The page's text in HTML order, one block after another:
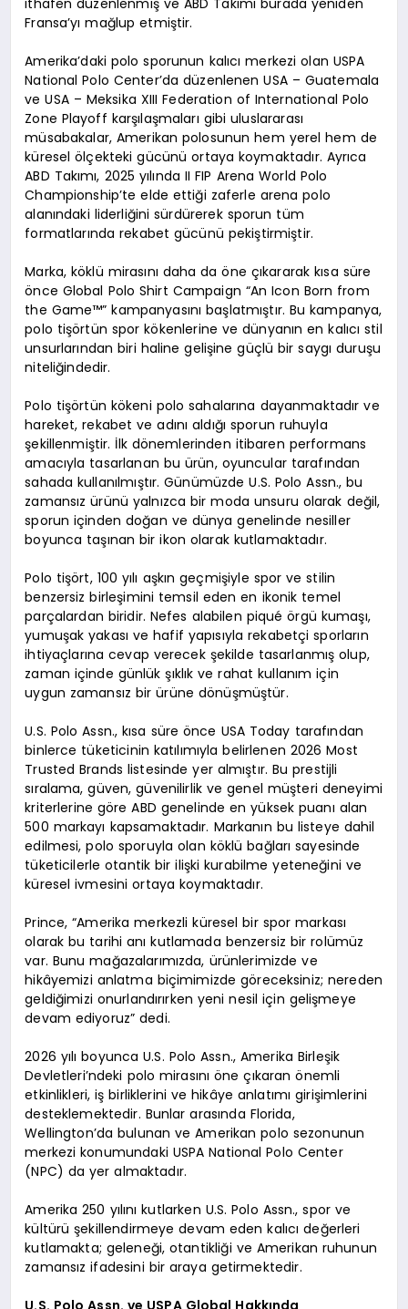
ithafen düzenlenmiş ve ABD Takımı burada yeniden
Fransa’yı mağlup etmiştir.
Amerika’daki polo sporunun kalıcı merkezi olan USPA
National Polo Center’da düzenlenen USA – Guatemala
ve USA – Meksika XIII Federation of International Polo
Zone Playoff karşılaşmaları gibi uluslararası
müsabakalar, Amerikan polosunun hem yerel hem de
küresel ölçekteki gücünü ortaya koymaktadır. Ayrıca
ABD Takımı, 2025 yılında II FIP Arena World Polo
Championship’te elde ettiği zaferle arena polo
alanındaki liderliğini sürdürerek sporun tüm
formatlarında rekabet gücünü pekiştirmiştir.
Marka, köklü mirasını daha da öne çıkararak kısa süre
önce Global Polo Shirt Campaign “An Icon Born from
the Game™” kampanyasını başlatmıştır. Bu kampanya,
polo tişörtün spor kökenlerine ve dünyanın en kalıcı stil
unsurlarından biri haline gelişine güçlü bir saygı duruşu
niteliğindedir.
Polo tişörtün kökeni polo sahalarına dayanmaktadır ve
hareket, rekabet ve adını aldığı sporun ruhuyla
şekillenmiştir. İlk dönemlerinden itibaren performans
amacıyla tasarlanan bu ürün, oyuncular tarafından
sahada kullanılmıştır. Günümüzde U.S. Polo Assn., bu
zamansız ürünü yalnızca bir moda unsuru olarak değil,
sporun içinden doğan ve dünya genelinde nesiller
boyunca taşınan bir ikon olarak kutlamaktadır.
Polo tişört, 100 yılı aşkın geçmişiyle spor ve stilin
benzersiz birleşimini temsil eden en ikonik temel
parçalardan biridir. Nefes alabilen piqué örgü kumaşı,
yumuşak yakası ve hafif yapısıyla rekabetçi sporların
ihtiyaçlarına cevap verecek şekilde tasarlanmış olup,
zaman içinde günlük şıklık ve rahat kullanım için
uygun zamansız bir ürüne dönüşmüştür.
U.S. Polo Assn., kısa süre önce USA Today tarafından
binlerce tüketicinin katılımıyla belirlenen 2026 Most
Trusted Brands listesinde yer almıştır. Bu prestijli
sıralama, güven, güvenilirlik ve genel müşteri deneyimi
kriterlerine göre ABD genelinde en yüksek puanı alan
500 markayı kapsamaktadır. Markanın bu listeye dahil
edilmesi, polo sporuyla olan köklü bağları sayesinde
tüketicilerle otantik bir ilişki kurabilme yeteneğini ve
küresel ivmesini ortaya koymaktadır.
Prince, “Amerika merkezli küresel bir spor markası
olarak bu tarihi anı kutlamada benzersiz bir rolümüz
var. Bunu mağazalarımızda, ürünlerimizde ve
hikâyemizi anlatma biçimimizde göreceksiniz; nereden
geldiğimizi onurlandırırken yeni nesil için gelişmeye
devam ediyoruz” dedi.
2026 yılı boyunca U.S. Polo Assn., Amerika Birleşik
Devletleri’ndeki polo mirasını öne çıkaran önemli
etkinlikleri, iş birliklerini ve hikâye anlatımı girişimlerini
desteklemektedir. Bunlar arasında Florida,
Wellington’da bulunan ve Amerikan polo sezonunun
merkezi konumundaki USPA National Polo Center
(NPC) da yer almaktadır.
Amerika 250 yılını kutlarken U.S. Polo Assn., spor ve
kültürü şekillendirmeye devam eden kalıcı değerleri
kutlamakta; geleneği, otantikliği ve Amerikan ruhunun
zamansız ifadesini bir araya getirmektedir.